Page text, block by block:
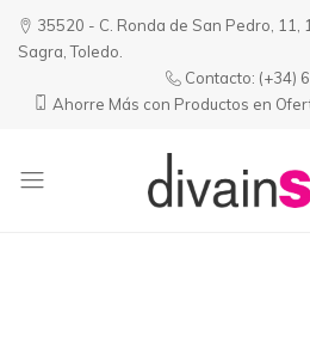
35520 - C. Ronda de San Pedro, 11,
Sagra, Toledo.
Contacto: (+34)
Ahorre Más con Productos en